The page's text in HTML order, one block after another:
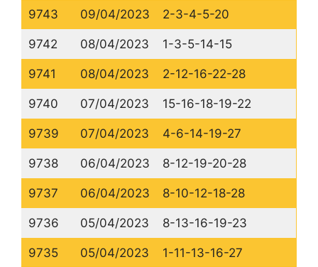
9743 09/04/2023 2-3-4-5-20
9742 08/04/2023 1-3-5-14-15
9741 08/04/2023 2-12-16-22-28
9740 07/04/2023 15-16-18-19-22
9739 07/04/2023 4-6-14-19-27
9738 06/04/2023 8-12-19-20-28
9737 06/04/2023 8-10-12-18-28
9736 05/04/2023 8-13-16-19-23
9735 05/04/2023 1-11-13-16-27